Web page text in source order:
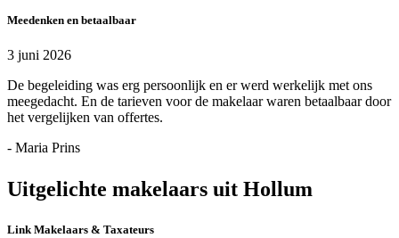
Meedenken en betaalbaar
3 juni 2026
De begeleiding was erg persoonlijk en er werd werkelijk met ons
meegedacht. En de tarieven voor de makelaar waren betaalbaar door
het vergelijken van offertes.
- Maria Prins
Uitgelichte makelaars uit Hollum
Link Makelaars & Taxateurs